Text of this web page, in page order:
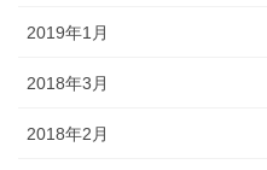
2019年1月
2018年3月
2018年2月